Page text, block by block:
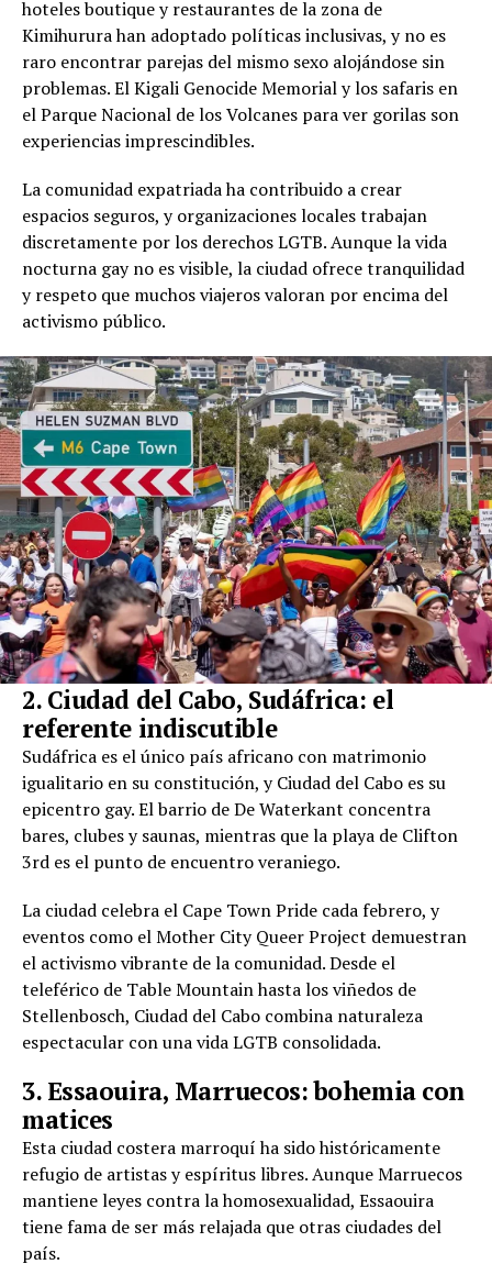
hoteles boutique y restaurantes de la zona de
Kimihurura han adoptado políticas inclusivas, y no es
raro encontrar parejas del mismo sexo alojándose sin
problemas. El Kigali Genocide Memorial y los safaris en
el Parque Nacional de los Volcanes para ver gorilas son
experiencias imprescindibles.
La comunidad expatriada ha contribuido a crear
espacios seguros, y organizaciones locales trabajan
discretamente por los derechos LGTB. Aunque la vida
nocturna gay no es visible, la ciudad ofrece tranquilidad
y respeto que muchos viajeros valoran por encima del
activismo público.
2. Ciudad del Cabo, Sudáfrica: el
referente indiscutible
Sudáfrica es el único país africano con matrimonio
igualitario en su constitución, y Ciudad del Cabo es su
epicentro gay. El barrio de De Waterkant concentra
bares, clubes y saunas, mientras que la playa de Clifton
3rd es el punto de encuentro veraniego.
La ciudad celebra el Cape Town Pride cada febrero, y
eventos como el Mother City Queer Project demuestran
el activismo vibrante de la comunidad. Desde el
teleférico de Table Mountain hasta los viñedos de
Stellenbosch, Ciudad del Cabo combina naturaleza
espectacular con una vida LGTB consolidada.
3. Essaouira, Marruecos: bohemia con
matices
Esta ciudad costera marroquí ha sido históricamente
refugio de artistas y espíritus libres. Aunque Marruecos
mantiene leyes contra la homosexualidad, Essaouira
tiene fama de ser más relajada que otras ciudades del
país.